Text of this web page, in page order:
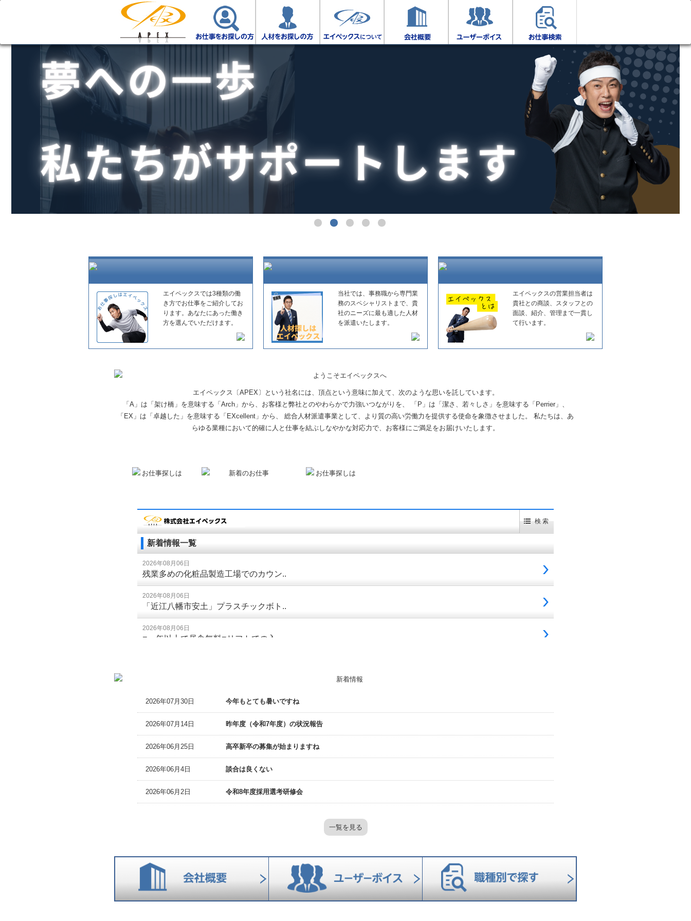
エイペックスでは3種類の働
き方でお仕事をご紹介してお
ります。あなたにあった働き
方を選んでいただけます。
当社では、事務職から専門業
務のスペシャリストまで、貴
社のニーズに最も適した人材
を派遣いたします。
エイペックスの営業担当者は
貴社との商談、スタッフとの
面談、紹介、管理まで一貫し
て行います。
エイペックス〔APEX〕という社名には、頂点という意味に加えて、次のような思いを託しています。
「A」は「架け橋」を意味する「Arch」から、お客様と弊社とのやわらかで力強いつながりを、 「P」は「潔さ、若々しさ」を意味する「Perrier」、
「EX」は「卓越した」を意味する「EXcellent」から、 総合人材派遣事業として、より質の高い労働力を提供する使命を象徴させました。 私たちは、あ
らゆる業種において的確に人と仕事を結ぶしなやかな対応力で、お客様にご満足をお届けいたします。
2026年07月30日 今年もとても暑いですね
2026年07月14日 昨年度（令和7年度）の状況報告
2026年06月25日 高卒新卒の募集が始まりますね
2026年06月4日 談合は良くない
2026年06月2日 令和8年度採用選考研修会
一覧を見る